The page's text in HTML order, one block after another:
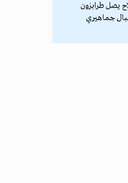
يصل طرابزون
جماهيري